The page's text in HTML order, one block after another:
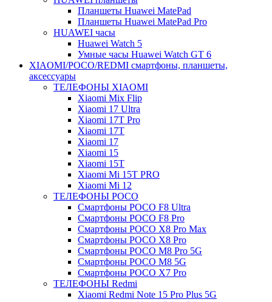
Планшеты Huawei MatePad
Планшеты Huawei MatePad Pro
HUAWEI часы
Huawei Watch 5
Умные часы Huawei Watch GT 6
XIAOMI/POCO/REDMI cмартфоны, планшеты,
аксессуары
ТЕЛЕФОНЫ XIAOMI
Xiaomi Mix Flip
Xiaomi 17 Ultra
Xiaomi 17T Pro
Xiaomi 17T
Xiaomi 17
Xiaomi 15
Xiaomi 15T
Xiaomi Mi 15T PRO
Xiaomi Mi 12
ТЕЛЕФОНЫ POCO
Смартфоны POCO F8 Ultra
Смартфоны POCO F8 Pro
Смартфоны POCO X8 Pro Max
Смартфоны POCO X8 Pro
Смартфоны POCO M8 Pro 5G
Смартфоны POCO M8 5G
Смартфоны POCO X7 Pro
ТЕЛЕФОНЫ Redmi
Xiaomi Redmi Note 15 Pro Plus 5G